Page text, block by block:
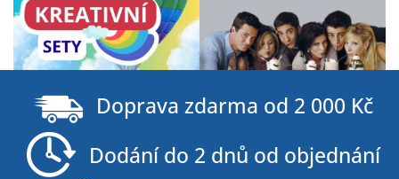
Z
Doprava zdarma od 2 000 Kč
Dodání do 2 dnů od objednání